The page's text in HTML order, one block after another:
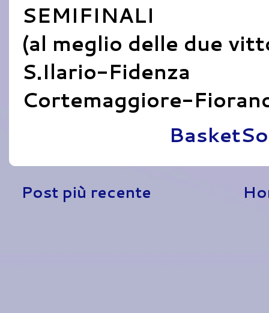
SEMIFINALI
(al meglio delle due
S.Ilario-Fidenza
Cortemaggiore-
Post più recente